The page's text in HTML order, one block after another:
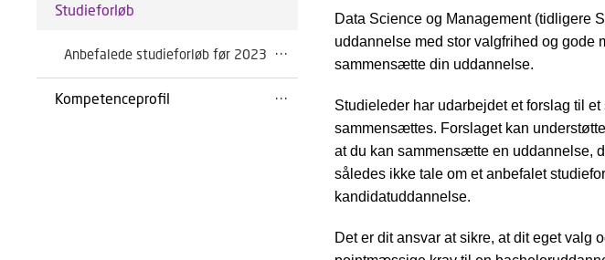
Studieforløb
Anbefalede studieforløb før 2023
Kompetenceprofil
Data Science og Management (tidligere
uddannelse med stor valgfrihed og gode
sammensætte din uddannelse.
Studieleder har udarbejdet et forslag til
sammensættes. Forslaget kan
at du kan sammensætte en uddannelse,
således ikke tale om et anbefalet
kandidatuddannelse.
Det er dit ansvar at sikre, at dit eget valg